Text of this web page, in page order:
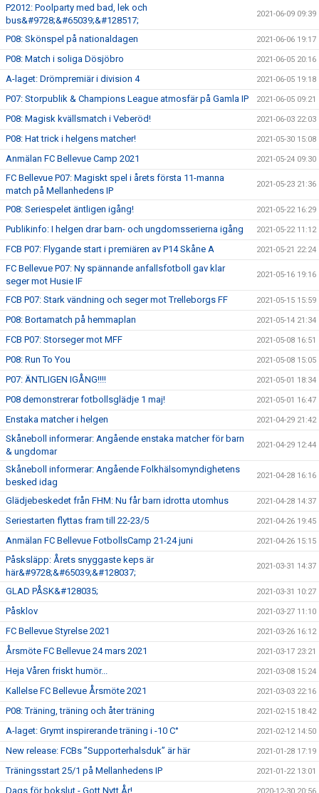
P2012: Poolparty med bad, lek och
bus&#9728;&#65039;&#128517;
2021-06-09 09:39
P08: Skönspel på nationaldagen 2021-06-06 19:17
P08: Match i soliga Dösjöbro 2021-06-05 20:16
A-laget: Drömpremiär i division 4 2021-06-05 19:18
P07: Storpublik & Champions League atmosfär på Gamla IP 2021-06-05 09:21
P08: Magisk kvällsmatch i Veberöd! 2021-06-03 22:03
P08: Hat trick i helgens matcher! 2021-05-30 15:08
Anmälan FC Bellevue Camp 2021 2021-05-24 09:30
FC Bellevue P07: Magiskt spel i årets första 11-manna
match på Mellanhedens IP
2021-05-23 21:36
P08: Seriespelet äntligen igång! 2021-05-22 16:29
Publikinfo: I helgen drar barn- och ungdomsserierna igång 2021-05-22 11:12
FCB P07: Flygande start i premiären av P14 Skåne A 2021-05-21 22:24
FC Bellevue P07: Ny spännande anfallsfotboll gav klar
seger mot Husie IF
2021-05-16 19:16
FCB P07: Stark vändning och seger mot Trelleborgs FF 2021-05-15 15:59
P08: Bortamatch på hemmaplan 2021-05-14 21:34
FCB P07: Storseger mot MFF 2021-05-08 16:51
P08: Run To You 2021-05-08 15:05
P07: ÄNTLIGEN IGÅNG!!!! 2021-05-01 18:34
P08 demonstrerar fotbollsglädje 1 maj! 2021-05-01 16:47
Enstaka matcher i helgen 2021-04-29 21:42
Skåneboll informerar: Angående enstaka matcher för barn
& ungdomar
2021-04-29 12:44
Skåneboll informerar: Angående Folkhälsomyndighetens
besked idag
2021-04-28 16:16
Glädjebeskedet från FHM: Nu får barn idrotta utomhus 2021-04-28 14:37
Seriestarten flyttas fram till 22-23/5 2021-04-26 19:45
Anmälan FC Bellevue FotbollsCamp 21-24 juni 2021-04-26 15:15
Påsksläpp: Årets snyggaste keps är
här&#9728;&#65039;&#128037;
2021-03-31 14:37
GLAD PÅSK&#128035; 2021-03-31 10:27
Påsklov 2021-03-27 11:10
FC Bellevue Styrelse 2021 2021-03-26 16:12
Årsmöte FC Bellevue 24 mars 2021 2021-03-17 23:21
Heja Våren friskt humör... 2021-03-08 15:24
Kallelse FC Bellevue Årsmöte 2021 2021-03-03 22:16
P08: Träning, träning och åter träning 2021-02-15 18:42
A-laget: Grymt inspirerande träning i -10 C° 2021-02-12 14:50
New release: FCBs ”Supporterhalsduk” är här 2021-01-28 17:19
Träningsstart 25/1 på Mellanhedens IP 2021-01-22 13:01
Dags för bokslut - Gott Nytt År!